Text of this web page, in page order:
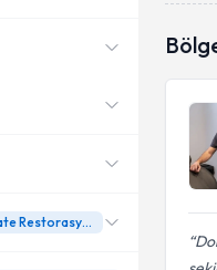
Laminate Restorasyon